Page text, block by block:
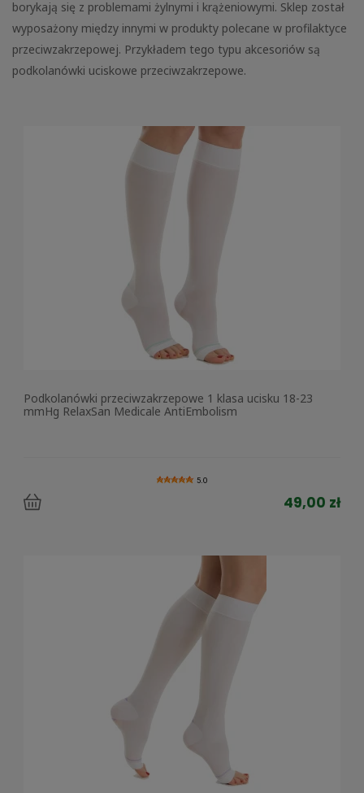
borykają się z problemami żylnymi i krążeniowymi. Sklep został
wyposażony między innymi w produkty polecane w profilaktyce
przeciwzakrzepowej. Przykładem tego typu akcesoriów są
podkolanówki uciskowe przeciwzakrzepowe.
Podkolanówki przeciwzakrzepowe 1 klasa ucisku 18-23
mmHg RelaxSan Medicale AntiEmbolism
5.0
49,00 zł